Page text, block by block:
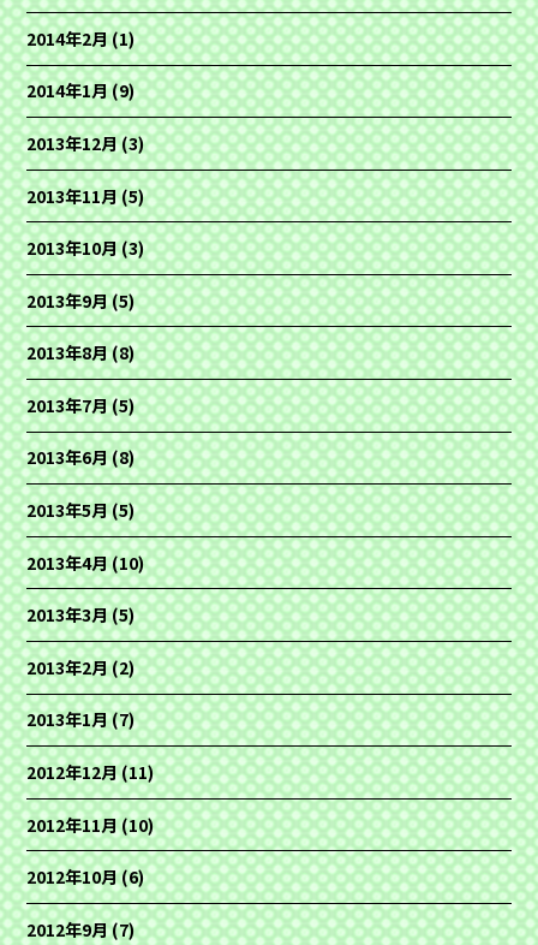
2014年2月(1)
2014年1月(9)
2013年12月(3)
2013年11月(5)
2013年10月(3)
2013年9月(5)
2013年8月(8)
2013年7月(5)
2013年6月(8)
2013年5月(5)
2013年4月(10)
2013年3月(5)
2013年2月(2)
2013年1月(7)
2012年12月(11)
2012年11月(10)
2012年10月(6)
2012年9月(7)